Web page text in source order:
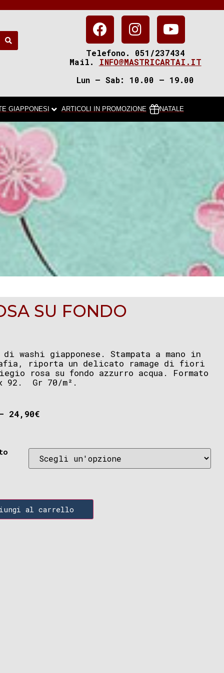
Telefono. 051/237434
Mail.
INFO@MASTRICARTAI.IT
Lun – Sab: 10.00 – 19.00
GIAPPONESI ARTICOLI IN PROMOZIONE NATALE
SU FONDO
washi giapponese. Stampata a mano in
riporta un delicato ramage di fiori
rosa su fondo azzurro acqua. Formato
92. Gr 70/m².
24,90€
al carrello